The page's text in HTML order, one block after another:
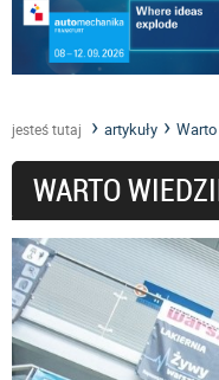
jesteś tutaj artykuły
WARTO